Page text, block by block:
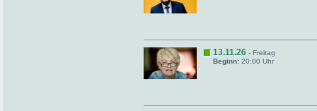
13.11.26 - Freitag
Beginn: 20:00 Uhr